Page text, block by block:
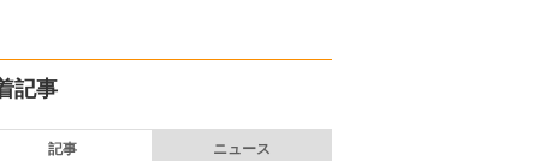
記事
記事 ニュース